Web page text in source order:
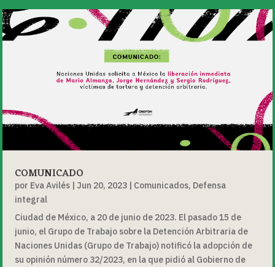
COMUNICADO
por Eva Avilés | Jun 20, 2023 | Comunicados, Defensa
integral
Ciudad de México, a 20 de junio de 2023. El pasado 15 de
junio, el Grupo de Trabajo sobre la Detención Arbitraria de
Naciones Unidas (Grupo de Trabajo) notificó la adopción de
su opinión número 32/2023, en la que pidió al Gobierno de